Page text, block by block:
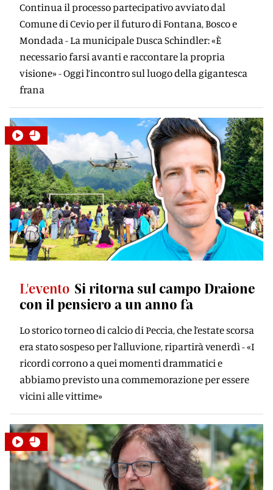
Continua il processo partecipativo avviato dal
Comune di Cevio per il futuro di Fontana, Bosco e
Mondada - La municipale Dusca Schindler: «È
necessario farsi avanti e raccontare la propria
visione» - Oggi l’incontro sul luogo della gigantesca
frana
L'evento Si ritorna sul campo Draione
con il pensiero a un anno fa
Lo storico torneo di calcio di Peccia, che l’estate scorsa
era stato sospeso per l’alluvione, ripartirà venerdì - «I
ricordi corrono a quei momenti drammatici e
abbiamo previsto una commemorazione per essere
vicini alle vittime»